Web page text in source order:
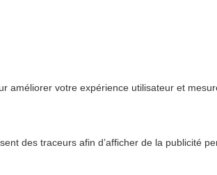
améliorer votre expérience utilisateur et
des traceurs afin d’afficher de la publicité